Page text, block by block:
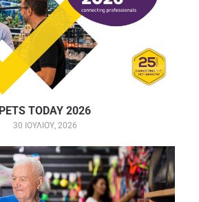
PETS TODAY 2026
30 ΙΟΥΛΊΟΥ, 2026